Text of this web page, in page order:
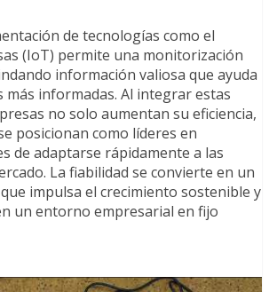
de tecnologías como el
(IoT) permite una monitorización
información valiosa que ayuda
más informadas. Al integrar estas
no solo aumentan su eficiencia,
posicionan como líderes en
de adaptarse rápidamente a las
La fiabilidad se convierte en un
impulsa el crecimiento sostenible y
un entorno empresarial en fijo